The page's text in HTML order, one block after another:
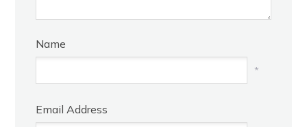
Name
*
Email Address